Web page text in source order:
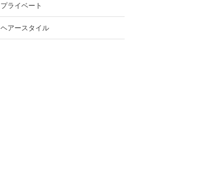
プライベート
ヘアースタイル